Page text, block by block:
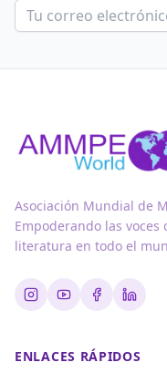
Asociación Mundial de
Empoderando las
literatura en todo el
ENLACES RÁPIDOS